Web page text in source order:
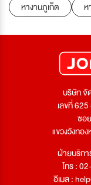
หางานภูเก็ต
ห
บริษัท จั
เลขที่
ซอ
แขวงวังทอ
ฝ่ายบริก
โทร :
อีเมล :